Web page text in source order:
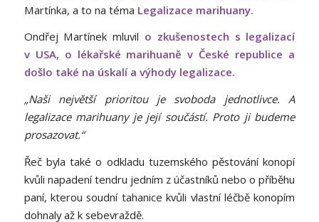
Martínka, a to na téma Legalizace marihuany.
Ondřej Martínek mluvil o zkušenostech s legalizací
v USA, o lékařské marihuaně v České republice a
došlo také na úskalí a výhody legalizace.
„Naši největší prioritou je svoboda jednotlivce. A
legalizace marihuany je její součástí. Proto ji budeme
prosazovat.“
Řeč byla také o odkladu tuzemského pěstování konopí
kvůli napadení tendru jedním z účastníků nebo o příběhu
paní, kterou soudní tahanice kvůli vlastní léčbě konopím
dohnaly až k sebevraždě.